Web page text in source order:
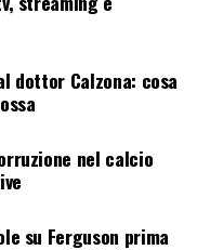
dottor Calzona: cosa
nel calcio
su Ferguson prima